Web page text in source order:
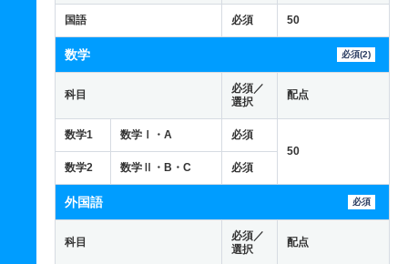
国語 必須 50
数学 必須(2)
科目
必須／
選択
配点
数学1 数学Ⅰ・A
必須
50
数学2
数学Ⅱ・B・C 必須
外国語 必須
科目
必須／
選択
配点